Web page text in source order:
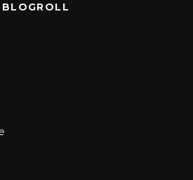
BLOGROLL